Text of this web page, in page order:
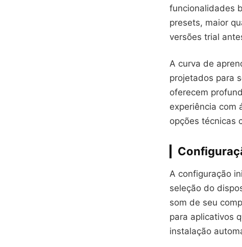
funcionalidades
presets, maior
versões trial
A curva de
projetados para
oferecem
experiência com
opções técnicas
A configuração
seleção do
som de seu
para aplicativos
instalação